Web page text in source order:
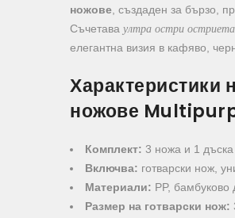
ножове , създаден за бързо,
Съчетава ултра остри
елегантна визия в кафяво,
Характеристики
ножове
Комплект: 3 ножа и 1 дъска
Включва: готварски нож,
Материали: PP,
Размер на готварски нож: